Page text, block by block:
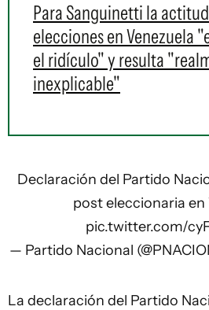
Para Sanguinetti la
elecciones en Venezuela
el ridículo" y resulta
inexplicable"
Declaración del Partido
post eleccionaria en
pic.twitter.com/
— Partido Nacional
La declaración del Partido